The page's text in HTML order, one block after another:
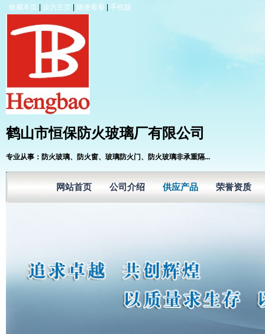
收藏本页 设为主页 随便看看 手机版
鹤山市恒保防火玻璃厂有限公司
专业从事：防火玻璃、防火窗、玻璃防火门、防火玻璃非承重隔...
网站首页 公司介绍 供应产品 荣誉资质